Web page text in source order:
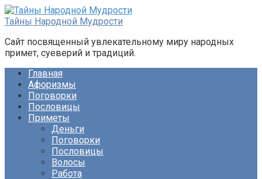
Перейти
к
Тайны Народной Мудрости
Сайт посвященный увлекательному миру народных
примет, суеверий и традиций.
Главная
Афоризмы
Поговорки
Пословицы
Приметы
Деньги
Поговорки
Пословицы
Волосы
Работа